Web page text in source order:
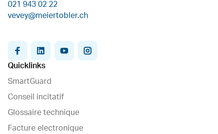
021 943 02 22
vevey@meiertobler.ch
facebooklinkedin youtubeinstagram
Quicklinks
SmartGuard
Conseil incitatif
Glossaire technique
Facture electronique